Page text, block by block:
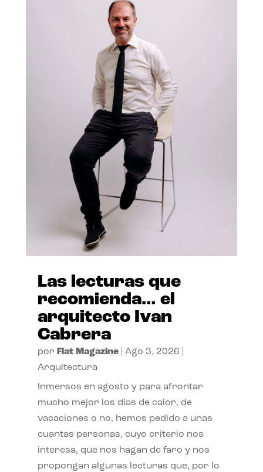
Las lecturas que
recomienda… el
arquitecto Ivan
Cabrera
por Flat Magazine| Ago 3, 2026
Arquitectura
Inmersos en agosto y para afrontar
mucho mejor los días de calor, de
vacaciones o no, hemos pedido a unas
cuantas personas, cuyo criterio nos
interesa, que nos hagan de faro y nos
propongan algunas lecturas que, por lo